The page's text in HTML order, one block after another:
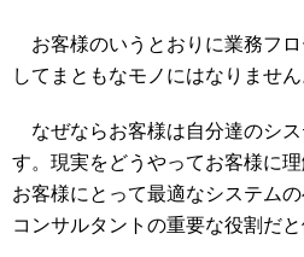
お客様のいうとおりに業務フロ
してまともなモノにはなりません
なぜならお客様は自分達のシ
す。現実をどうやってお客様に
お客様にとって最適なシステム
コンサルタントの重要な役割だと